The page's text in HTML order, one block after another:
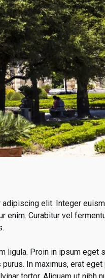
elit. Integer
enim. Curabitur vel
ligula. Proin in ipsum
In maximus, erat